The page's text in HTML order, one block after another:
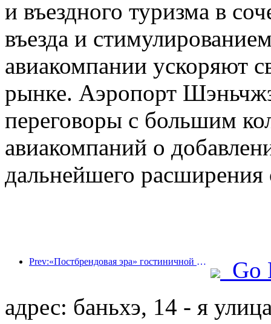
и въездного туризма в
въезда и
авиакомпании ускоряют
рынке. Аэропорт
переговоры с большим
авиакомпаний о
дальнейшего
Prev:«Постбрендовая эра» гостиничной индустрии: от масштабного расширения к эффективности в первую очередь
Go
адрес: баньхэ, 14 - я